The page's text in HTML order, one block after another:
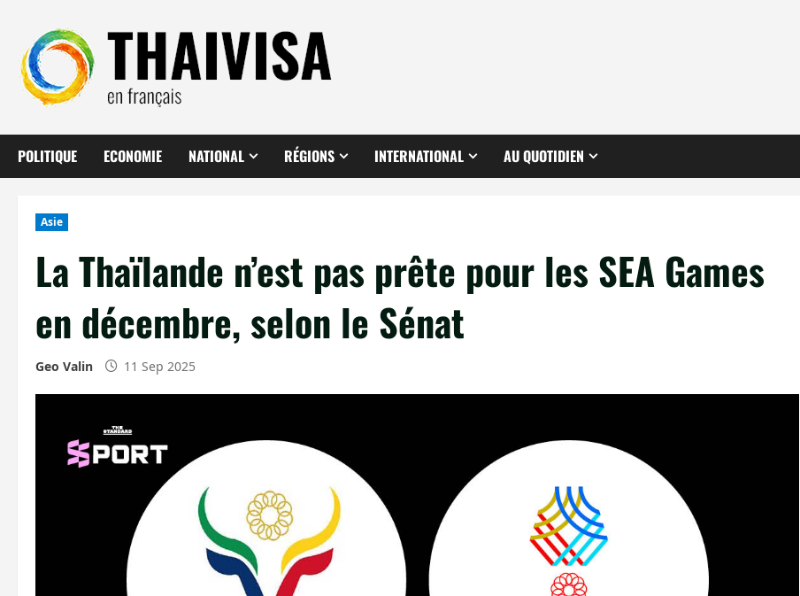
contenu
POLITIQUE ECONOMIE NATIONAL RÉGIONS INTERNATIONAL AU QUOTIDIEN
Asie
La Thaïlande n’est pas prête pour les SEA Games
en décembre, selon le Sénat
Geo Valin 11 Sep 2025